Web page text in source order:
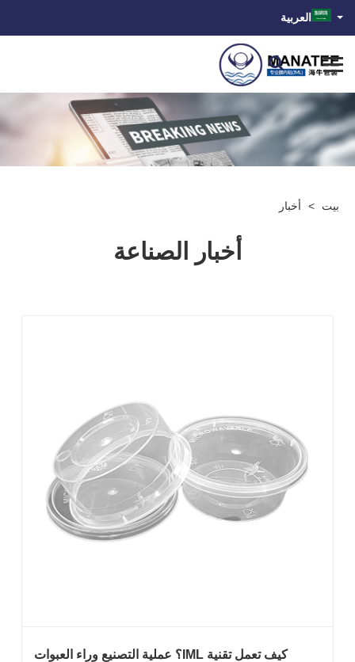
العربية
بيت > أخبار
أخبار الصناعة
كيف تعمل تقنية IML؟ عملية التصنيع وراء العبوات